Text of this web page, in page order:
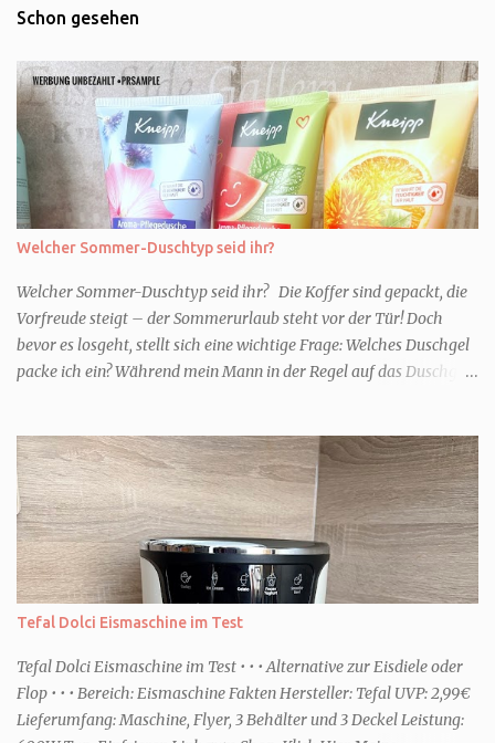
Schon gesehen
Welcher Sommer-Duschtyp seid ihr?
Welcher Sommer-Duschtyp seid ihr? Die Koffer sind gepackt, die
Vorfreude steigt – der Sommerurlaub steht vor der Tür! Doch
bevor es losgeht, stellt sich eine wichtige Frage: Welches Duschgel
packe ich ein? Während mein Mann in der Regel auf das Duschgel
Urlaub Entspannung und Wellness. Falls ihr ähnlich denkt, lasst
uns doch herausfinden, welcher Duschtyp ihr seid. TYP
GENIESSER Egal, ob Strand oder Städtetrip - für euch gehört
gutes Essen, ein guter Wein oder Cocktail, vielleicht ein gutes Buch
dazu. Ihr liebt es Sonnenuntergänge zu beobachten und genießt
einfach jeden Moment. Dann seid ihr wie ich der Typ Genießer.
Hier empfehle ich tatsächlich Düfte die zur Jahreszeit passen, weil
einem frisch-fruchtigen Duft, wie die Kneipp Aroma-Pflegedusche
“ Sommer Flirt ...
Tefal Dolci Eismaschine im Test
Tefal Dolci Eismaschine im Test • • • Alternative zur Eisdiele oder
Flop • • • Bereich: Eismaschine Fakten Hersteller: Tefal UVP: 2,99€
Lieferumfang: Maschine, Flyer, 3 Behälter und 3 Deckel Leistung: